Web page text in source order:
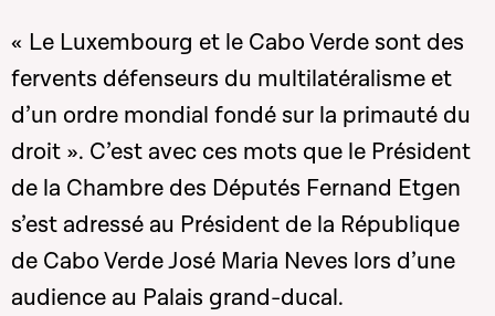
« Le Luxembourg et le Cabo Verde sont des
fervents défenseurs du multilatéralisme et
d’un ordre mondial fondé sur la primauté du
droit ». C’est avec ces mots que le Président
de la Chambre des Députés Fernand Etgen
s’est adressé au Président de la République
de Cabo Verde José Maria Neves lors d’une
audience au Palais grand-ducal.